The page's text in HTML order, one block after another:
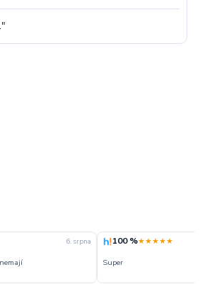
6. srpna 100 %★★★★★
Super